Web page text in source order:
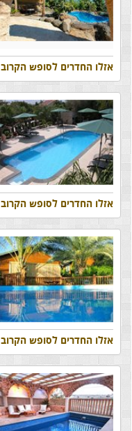
אזלו החדרים לסופש הקרוב
אזלו החדרים לסופש הקרוב
אזלו החדרים לסופש הקרוב